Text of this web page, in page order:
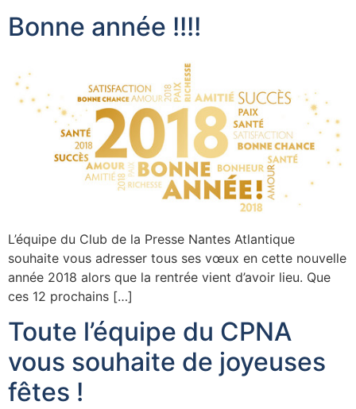
Bonne année !!!!
L’équipe du Club de la Presse Nantes Atlantique
souhaite vous adresser tous ses vœux en cette nouvelle
année 2018 alors que la rentrée vient d’avoir lieu. Que
ces 12 prochains […]
Toute l’équipe du CPNA
vous souhaite de joyeuses
fêtes !